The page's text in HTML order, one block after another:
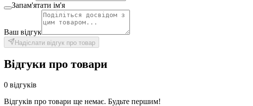
Запам'ятати ім'я
Ваш відгук
Надіслати відгук про товар
Відгуки про товари
0 відгуків
Відгуків про товари ще немає. Будьте першим!